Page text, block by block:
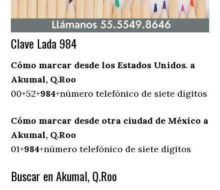
Clave Lada 984
Cómo marcar desde los Estados Unidos. a
Akumal, Q.Roo
00+52+984+número telefónico de siete dígitos
Cómo marcar desde otra ciudad de México a
Akumal, Q.Roo
01+984+número telefónico de siete dígitos
Buscar en Akumal, Q.Roo